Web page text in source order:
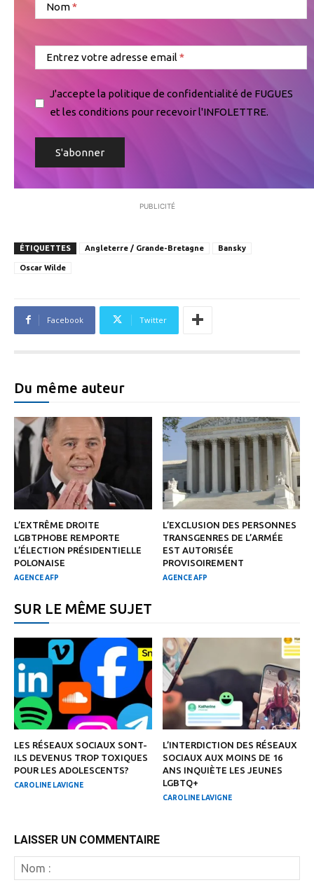
Nom
Entrez votre adresse email
J'accepte la politique de confidentialité de FUGUES
et les conditions pour recevoir l'INFOLETTRE.
PUBLICITÉ
ÉTIQUETTES Angleterre / Grande-Bretagne Bansky
Oscar Wilde
Facebook Twitter
Du même auteur
L’EXTRÊME DROITE
LGBTPHOBE REMPORTE
L’ÉLECTION PRÉSIDENTIELLE
POLONAISE
AGENCE AFP
L’EXCLUSION DES PERSONNES
TRANSGENRES DE L’ARMÉE
EST AUTORISÉE
PROVISOIREMENT
AGENCE AFP
SUR LE MÊME SUJET
LES RÉSEAUX SOCIAUX SONT-
ILS DEVENUS TROP TOXIQUES
POUR LES ADOLESCENTS?
CAROLINE LAVIGNE
L’INTERDICTION DES RÉSEAUX
SOCIAUX AUX MOINS DE 16
ANS INQUIÈTE LES JEUNES
LGBTQ+
CAROLINE LAVIGNE
LAISSER UN COMMENTAIRE
: